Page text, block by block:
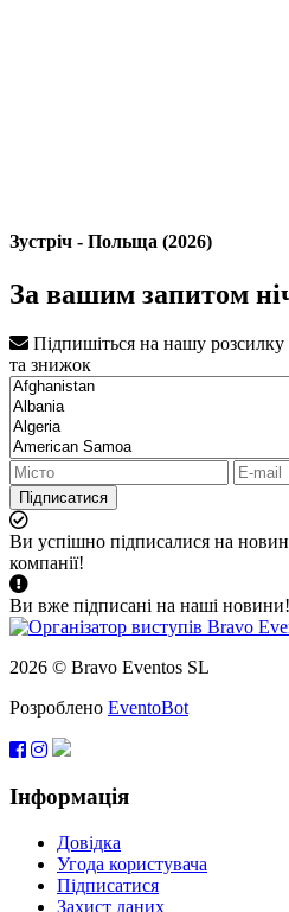
Зустріч - Польща (2026)
За вашим запитом
Підпишіться на нашу розсилку
та знижок
Підписатися
Ви успішно підписалися на
компанії!
Ви вже підписані на наші новини!
2026 © Bravo Eventos SL
Розроблено EventoBot
Інформація
Довідка
Угода користувача
Підписатися
Захист даних